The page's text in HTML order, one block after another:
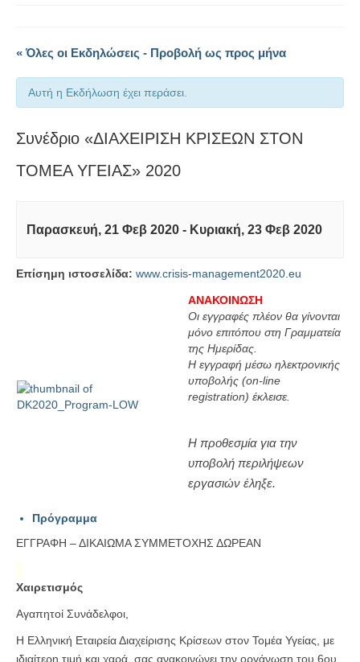
« Όλες οι Εκδηλώσεις - Προβολή ως προς μήνα
Αυτή η Εκδήλωση έχει περάσει.
Συνέδριο «ΔΙΑΧΕΙΡΙΣΗ ΚΡΙΣΕΩΝ ΣΤΟΝ
ΤΟΜΕΑ ΥΓΕΙΑΣ» 2020
Παρασκευή, 21 Φεβ 2020 - Κυριακή, 23 Φεβ 2020
Επίσημη ιστοσελίδα: www.crisis-management2020.eu
ΑΝΑΚΟΙΝΩΣΗ
Οι εγγραφές πλέον θα γίνονται
μόνο επιτόπου στη Γραμματεία
της Ημερίδας.
Η εγγραφή μέσω ηλεκτρονικής
υποβολής (on-line
registration) έκλεισε.
Η προθεσμία για την
υποβολή περιλήψεων
εργασιών έληξε.
Πρόγραμμα
ΕΓΓΡΑΦΗ – ΔΙΚΑΙΩΜΑ ΣΥΜΜΕΤΟΧΗΣ ΔΩΡΕΑΝ
Χαιρετισμός
Αγαπητοί Συνάδελφοι,
Η Ελληνική Εταιρεία Διαχείρισης Κρίσεων στον Τομέα Υγείας, με
ιδιαίτερη τιμή και χαρά, σας ανακοινώνει την οργάνωση του 6ου